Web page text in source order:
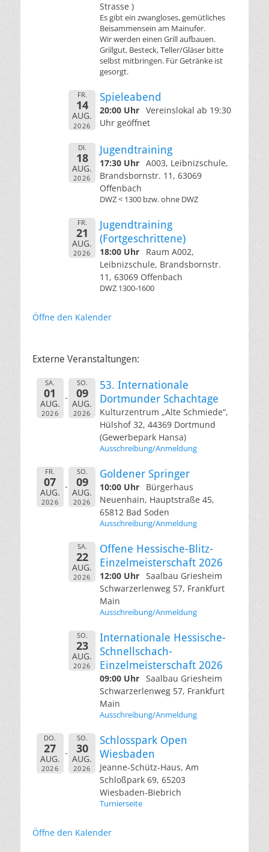
Strasse )
Es gibt ein zwangloses, gemütliches
Beisammensein am Mainufer.
Wir werden einen Grill aufbauen.
Grillgut, Besteck, Teller/Gläser bitte
selbst mitbringen. Für Getränke ist
gesorgt.
FR.
14
AUG.
2026
Spieleabend
20:00 Uhr Vereinslokal ab 19:30
Uhr geöffnet
DI.
18
AUG.
2026
Jugendtraining
17:30 Uhr A003, Leibnizschule,
Brandsbornstr. 11, 63069
Offenbach
DWZ < 1300 bzw. ohne DWZ
FR.
21
AUG.
2026
Jugendtraining
(Fortgeschrittene)
18:00 Uhr
Raum A002,
Leibnizschule, Brandsbornstr.
11, 63069 Offenbach
DWZ 1300-1600
Öffne den Kalender
Externe Veranstaltungen:
SA.
01
AUG.
2026
SO.
09
AUG.
2026
53. Internationale
Dortmunder Schachtage
Kulturzentrum „Alte Schmiede“,
Hülshof 32, 44369 Dortmund
(Gewerbepark Hansa)
Ausschreibung/Anmeldung
FR.
07
AUG.
2026
SO.
09
AUG.
2026
Goldener Springer
10:00 Uhr
Bürgerhaus
Neuenhain, Hauptstraße 45,
65812 Bad Soden
Ausschreibung/Anmeldung
SA.
22
AUG.
2026
Offene Hessische-Blitz-
Einzelmeisterschaft 2026
12:00 Uhr Saalbau Griesheim
Schwarzerlenweg 57, Frankfurt
Main
Ausschreibung/Anmeldung
SO.
23
AUG.
2026
Internationale Hessische-
Schnellschach-
Einzelmeisterschaft 2026
09:00 Uhr Saalbau Griesheim
Schwarzerlenweg 57, Frankfurt
Main
Ausschreibung/Anmeldung
DO.
27
AUG.
2026
SO.
30
AUG.
2026
Schlosspark Open
Wiesbaden
Jeanne-Schütz-Haus, Am
Schloßpark 69, 65203
Wiesbaden-Biebrich
Turnierseite
Öffne den Kalender